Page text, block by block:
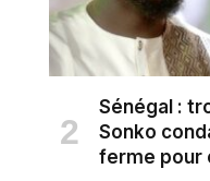
Sénégal :
Sonko
ferme pour